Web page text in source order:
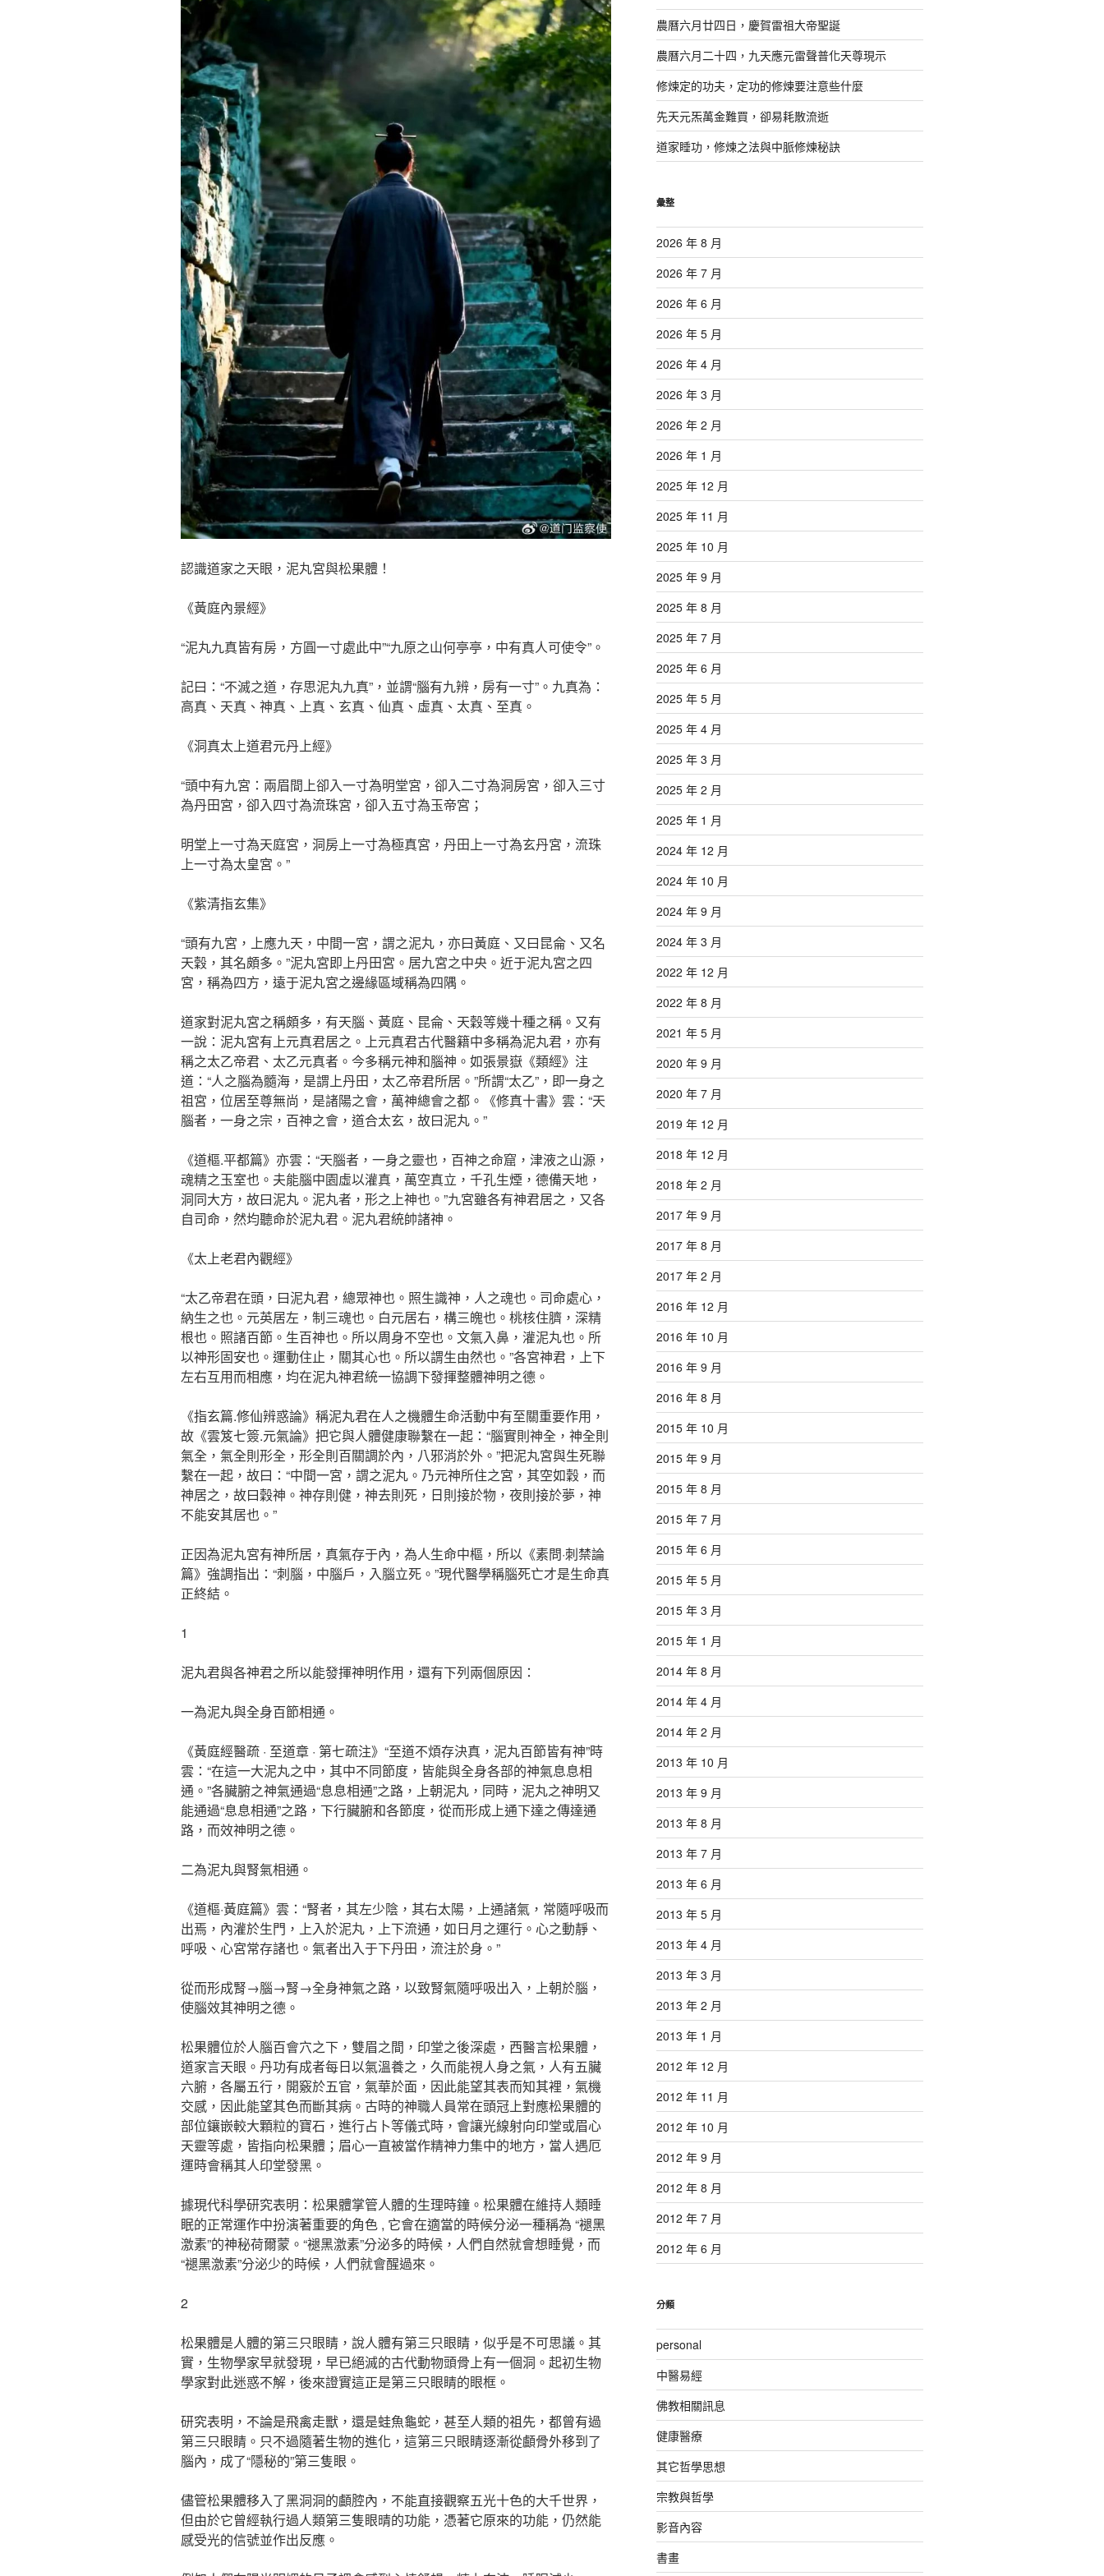
認識道家之天眼，泥丸宮與松果體！
《黃庭內景經》
“泥丸九真皆有房，方圓一寸處此中”“九原之山何亭亭，中有真人可使令”。
記曰：“不滅之道，存思泥丸九真”，並謂“腦有九辨，房有一寸”。九真為：
高真、天真、神真、上真、玄真、仙真、虛真、太真、至真。
《洞真太上道君元丹上經》
“頭中有九宮：兩眉間上卻入一寸為明堂宮，卻入二寸為洞房宮，卻入三寸
為丹田宮，卻入四寸為流珠宮，卻入五寸為玉帝宮；
明堂上一寸為天庭宮，洞房上一寸為極真宮，丹田上一寸為玄丹宮，流珠
上一寸為太皇宮。”
《紫清指玄集》
“頭有九宮，上應九天，中間一宮，謂之泥丸，亦曰黃庭、又曰昆侖、又名
天穀，其名頗多。”泥丸宮即上丹田宮。居九宮之中央。近于泥丸宮之四
宮，稱為四方，遠于泥丸宮之邊緣區域稱為四隅。
道家對泥丸宮之稱頗多，有天腦、黃庭、昆侖、天穀等幾十種之稱。又有
一說：泥丸宮有上元真君居之。上元真君古代醫籍中多稱為泥丸君，亦有
稱之太乙帝君、太乙元真者。今多稱元神和腦神。如張景嶽《類經》注
道：“人之腦為髓海，是謂上丹田，太乙帝君所居。”所謂“太乙”，即一身之
祖宮，位居至尊無尚，是諸陽之會，萬神總會之都。《修真十書》雲：“天
腦者，一身之宗，百神之會，道合太玄，故曰泥丸。”
《道樞.平都篇》亦雲：“天腦者，一身之靈也，百神之命窟，津液之山源，
魂精之玉室也。夫能腦中園虛以灌真，萬空真立，千孔生煙，德備天地，
洞同大方，故曰泥丸。泥丸者，形之上神也。”九宮雖各有神君居之，又各
自司命，然均聽命於泥丸君。泥丸君統帥諸神。
《太上老君內觀經》
“太乙帝君在頭，曰泥丸君，總眾神也。照生識神，人之魂也。司命處心，
納生之也。元英居左，制三魂也。白元居右，構三魄也。桃核住臍，深精
根也。照諸百節。生百神也。所以周身不空也。文氣入鼻，灌泥丸也。所
以神形固安也。運動住止，關其心也。所以謂生由然也。”各宮神君，上下
左右互用而相應，均在泥丸神君統一協調下發揮整體神明之德。
《指玄篇.修仙辨惑論》稱泥丸君在人之機體生命活動中有至關重要作用，
故《雲笈七簽.元氣論》把它與人體健康聯繫在一起：“腦實則神全，神全則
氣全，氣全則形全，形全則百關調於內，八邪消於外。”把泥丸宮與生死聯
繫在一起，故曰：“中間一宮，謂之泥丸。乃元神所住之宮，其空如穀，而
神居之，故曰穀神。神存則健，神去則死，日則接於物，夜則接於夢，神
不能安其居也。”
正因為泥丸宮有神所居，真氣存于內，為人生命中樞，所以《素問·刺禁論
篇》強調指出：“刺腦，中腦戶，入腦立死。”現代醫學稱腦死亡才是生命真
正終結。
1
泥丸君與各神君之所以能發揮神明作用，還有下列兩個原因：
一為泥丸與全身百節相通。
《黃庭經醫疏 · 至道章 · 第七疏注》“至道不煩存決真，泥丸百節皆有神”時
雲：“在這一大泥丸之中，其中不同節度，皆能與全身各部的神氣息息相
通。”各臟腑之神氣通過“息息相通”之路，上朝泥丸，同時，泥丸之神明又
能通過“息息相通”之路，下行臟腑和各節度，從而形成上通下達之傳達通
路，而效神明之德。
二為泥丸與腎氣相通。
《道樞·黃庭篇》雲：“腎者，其左少陰，其右太陽，上通諸氣，常隨呼吸而
出焉，內灌於生門，上入於泥丸，上下流通，如日月之運行。心之動靜、
呼吸、心宮常存諸也。氣者出入于下丹田，流注於身。”
從而形成腎→腦→腎→全身神氣之路，以致腎氣隨呼吸出入，上朝於腦，
使腦效其神明之德。
松果體位於人腦百會穴之下，雙眉之間，印堂之後深處，西醫言松果體，
道家言天眼。丹功有成者每日以氣溫養之，久而能視人身之氣，人有五臟
六腑，各屬五行，開竅於五官，氣華於面，因此能望其表而知其裡，氣機
交感，因此能望其色而斷其病。古時的神職人員常在頭冠上對應松果體的
部位鑲嵌較大顆粒的寶石，進行占卜等儀式時，會讓光線射向印堂或眉心
天靈等處，皆指向松果體；眉心一直被當作精神力集中的地方，當人遇厄
運時會稱其人印堂發黑。
據現代科學研究表明：松果體掌管人體的生理時鐘。松果體在維持人類睡
眠的正常運作中扮演著重要的角色 , 它會在適當的時候分泌一種稱為 “褪黑
激素”的神秘荷爾蒙。“褪黑激素”分泌多的時候，人們自然就會想睡覺，而
“褪黑激素”分泌少的時候，人們就會醒過來。
2
松果體是人體的第三只眼睛，說人體有第三只眼睛，似乎是不可思議。其
實，生物學家早就發現，早已絕滅的古代動物頭骨上有一個洞。起初生物
學家對此迷惑不解，後來證實這正是第三只眼睛的眼框。
研究表明，不論是飛禽走獸，還是蛙魚龜蛇，甚至人類的祖先，都曾有過
第三只眼睛。只不過隨著生物的進化，這第三只眼睛逐漸從顱骨外移到了
腦內，成了“隱秘的”第三隻眼。
儘管松果體移入了黑洞洞的顱腔內，不能直接觀察五光十色的大千世界，
但由於它曾經執行過人類第三隻眼晴的功能，憑著它原來的功能，仍然能
感受光的信號並作出反應。
農曆六月廿四日，慶賀雷祖大帝聖誕
農曆六月二十四，九天應元雷聲普化天尊現示
修煉定的功夫，定功的修煉要注意些什麼
先天元炁萬金難買，卻易耗散流逝
道家睡功，修煉之法與中脈修煉秘訣
彙整
2026 年 8 月
2026 年 7 月
2026 年 6 月
2026 年 5 月
2026 年 4 月
2026 年 3 月
2026 年 2 月
2026 年 1 月
2025 年 12 月
2025 年 11 月
2025 年 10 月
2025 年 9 月
2025 年 8 月
2025 年 7 月
2025 年 6 月
2025 年 5 月
2025 年 4 月
2025 年 3 月
2025 年 2 月
2025 年 1 月
2024 年 12 月
2024 年 10 月
2024 年 9 月
2024 年 3 月
2022 年 12 月
2022 年 8 月
2021 年 5 月
2020 年 9 月
2020 年 7 月
2019 年 12 月
2018 年 12 月
2018 年 2 月
2017 年 9 月
2017 年 8 月
2017 年 2 月
2016 年 12 月
2016 年 10 月
2016 年 9 月
2016 年 8 月
2015 年 10 月
2015 年 9 月
2015 年 8 月
2015 年 7 月
2015 年 6 月
2015 年 5 月
2015 年 3 月
2015 年 1 月
2014 年 8 月
2014 年 4 月
2014 年 2 月
2013 年 10 月
2013 年 9 月
2013 年 8 月
2013 年 7 月
2013 年 6 月
2013 年 5 月
2013 年 4 月
2013 年 3 月
2013 年 2 月
2013 年 1 月
2012 年 12 月
2012 年 11 月
2012 年 10 月
2012 年 9 月
2012 年 8 月
2012 年 7 月
2012 年 6 月
分類
personal
中醫易經
佛教相關訊息
健康醫療
其它哲學思想
宗教與哲學
影音內容
書畫